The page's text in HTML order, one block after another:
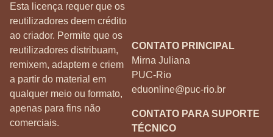
Esta licença requer que os
reutilizadores deem crédito
ao criador. Permite que os
reutilizadores distribuam,
remixem, adaptem e criem
a partir do material em
qualquer meio ou formato,
apenas para fins não
comerciais.
CONTATO PRINCIPAL
Mirna Juliana
PUC-Rio
eduonline@puc-rio.br
CONTATO PARA SUPORTE
TÉCNICO